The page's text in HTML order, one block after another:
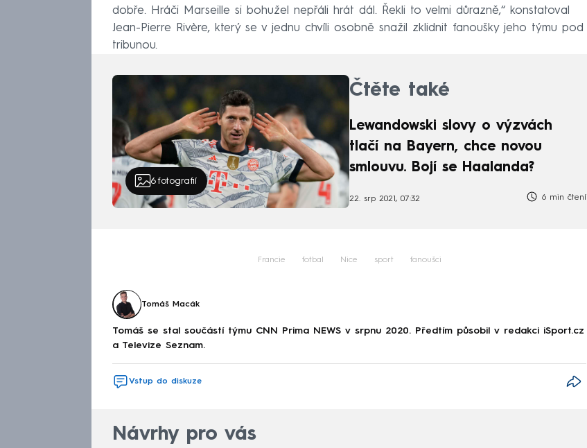
dobře. Hráči Marseille si bohužel nepřáli hrát dál. Řekli to velmi důrazně,“ konstatoval
Jean-Pierre Rivère, který se v jednu chvíli osobně snažil zklidnit fanoušky jeho týmu pod
tribunou.
6fotografií
Čtěte také
Lewandowski slovy o výzvách
tlačí na Bayern, chce novou
smlouvu. Bojí se Haalanda?
22. srp 2021, 07:32 6 min čtení
Francie fotbal Nice sport fanoušci
Tomáš Macák
Tomáš se stal součástí týmu CNN Prima NEWS v srpnu 2020. Předtím působil v redakci iSport.cz
a Televize Seznam.
Vstup do diskuze
Návrhy pro vás